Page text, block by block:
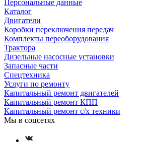
Персональные данные
Каталог
Двигатели
Коробки переключения передач
Комплекты переоборудования
Трактора
Дизельные насосные установки
Запасные части
Спецтехника
Услуги по ремонту
Капитальный ремонт двигателей
Капитальный ремонт КПП
Капитальный ремонт с/х техники
Мы в соцсетях